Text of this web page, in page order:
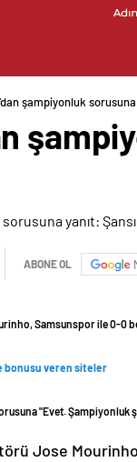
şampiyonluk
ABONE OL
Samsunspor ile 0-0
bonusu veren siteler
"Evet. Şampiyonluk
Jose